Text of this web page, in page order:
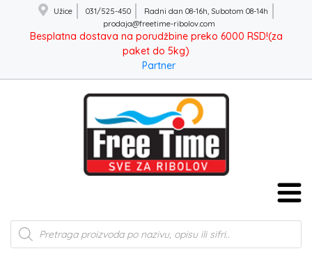
Užice 031/525-450
Radni dan 08-16h, Subotom 08-14h
prodaja@freetime-ribolov.com
Besplatna dostava na porudžbine preko 6000 RSD!(za
paket do 5kg)
Partner
Products
search